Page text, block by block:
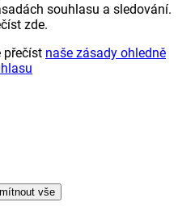
souhlasu a sledování.
zde.
přečíst naše zásady ohledně
vše